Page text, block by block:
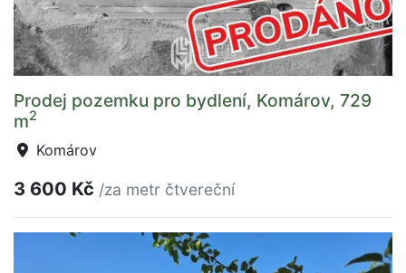
Prodej pozemku pro bydlení, Komárov, 729
m2
Komárov
3 600 Kč /za metr čtvereční